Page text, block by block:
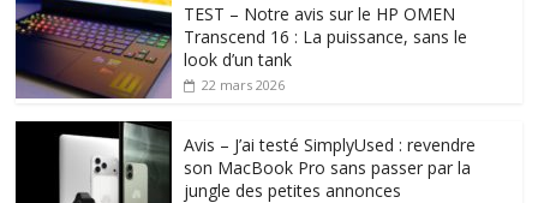
TEST – Notre avis sur le HP OMEN
Transcend 16 : La puissance, sans le
look d’un tank
22 mars 2026
Avis – J’ai testé SimplyUsed : revendre
son MacBook Pro sans passer par la
jungle des petites annonces